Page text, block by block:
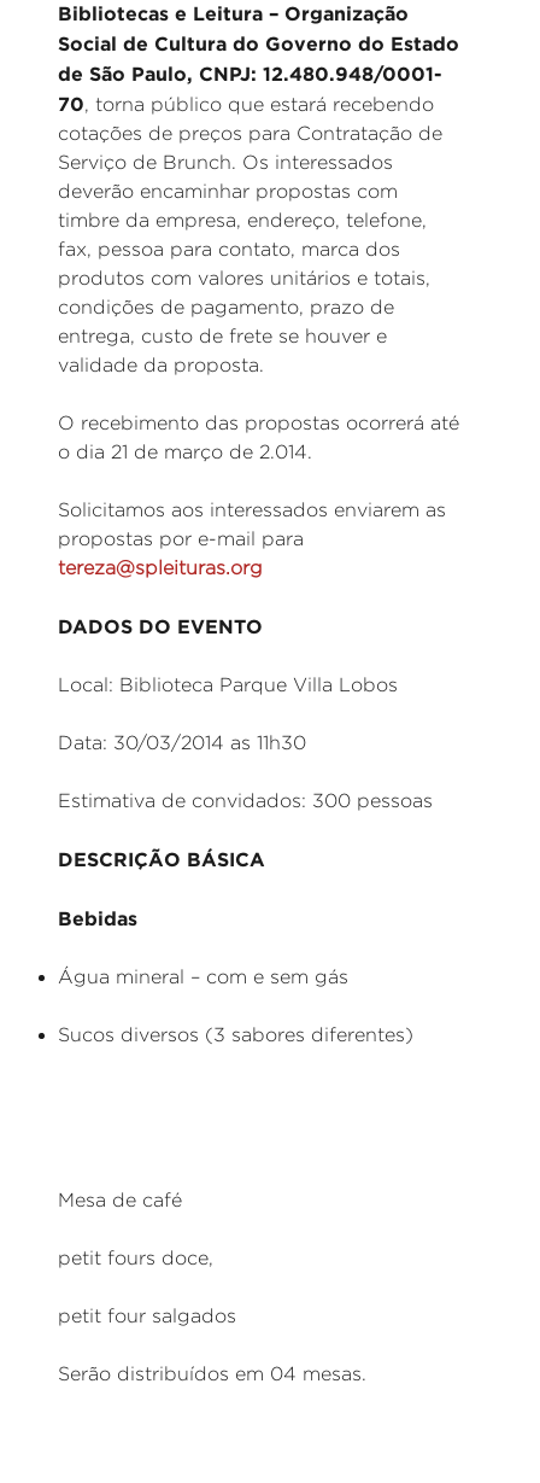
Bibliotecas e Leitura – Organização
Social de Cultura do Governo do Estado
de São Paulo, CNPJ: 12.480.948/0001-
70, torna público que estará recebendo
cotações de preços para Contratação de
Serviço de Brunch. Os interessados
deverão encaminhar propostas com
timbre da empresa, endereço, telefone,
fax, pessoa para contato, marca dos
produtos com valores unitários e totais,
condições de pagamento, prazo de
entrega, custo de frete se houver e
validade da proposta.
O recebimento das propostas ocorrerá até
o dia 21 de março de 2.014.
Solicitamos aos interessados enviarem as
propostas por e-mail para
tereza@spleituras.org
DADOS DO EVENTO
Local: Biblioteca Parque Villa Lobos
Data: 30/03/2014 as 11h30
Estimativa de convidados: 300 pessoas
DESCRIÇÃO BÁSICA
Bebidas
Água mineral – com e sem gás
Sucos diversos (3 sabores diferentes)
Mesa de café
petit fours doce,
petit four salgados
Serão distribuídos em 04 mesas.